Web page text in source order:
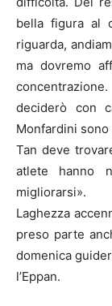
bella figura al
riguarda,
ma dovremo
deciderò con
Monfardini
Tan deve
atlete hanno
migliorarsi».
Laghezza
preso parte
domenica
l’Eppan.